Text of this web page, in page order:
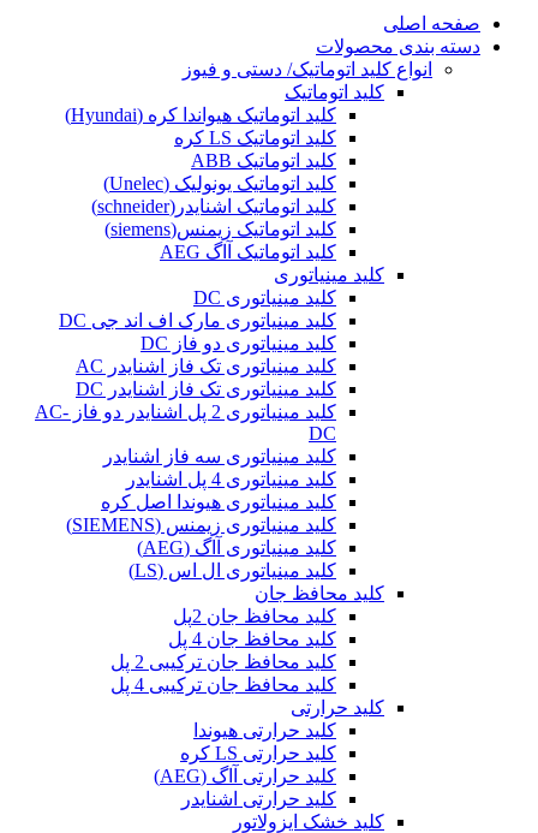
صفحه اصلی
دسته بندی محصولات
انواع کلید اتوماتیک/ دستی و فیوز
کلید اتوماتیک
کلید اتوماتیک هیواندا کره (Hyundai)
کلید اتوماتیک LS کره
کلید اتوماتیک ABB
کلید اتوماتیک یونولیک (Unelec)
کلید اتوماتیک اشنایدر(schneider)
کلید اتوماتیک زیمنس(siemens)
کلید اتوماتیک آاگ AEG
کلید مینیاتوری
کلید مینیاتوری DC
کلید مینیاتوری مارک اف اند جی DC
کلید مینیاتوری دو فاز DC
کلید مینیاتوری تک فاز اشنایدر AC
کلید مینیاتوری تک فاز اشنایدر DC
کلید مینیاتوری 2 پل اشنایدر دو فاز AC-
DC
کلید مینیاتوری سه فاز اشنایدر
کلید مینیاتوری 4 پل اشنایدر
کلید مینیاتوری هیوندا اصل کره
کلید مینیاتوری زیمنس (SIEMENS)
کلید مینیاتوری آاگ (AEG)
کلید مینیاتوری ال اس (LS)
کلید محافظ جان
کلید محافظ جان 2پل
کلید محافظ جان 4 پل
کلید محافظ جان ترکیبی 2 پل
کلید محافظ جان ترکیبی 4 پل
کلید حرارتی
کلید حرارتی هیوندا
کلید حرارتی LS کره
کلید حرارتی آاگ (AEG)
کلید حرارتی اشنایدر
کلید خشک ایزولاتور